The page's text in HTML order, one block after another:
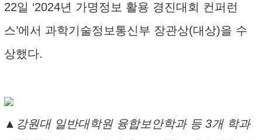
22일 ‘2024년 가명정보 활용 경진대회 컨퍼런
스’에서 과학기술정보통신부 장관상(대상)을 수
상했다.
▲강원대 일반대학원 융합보안학과 등 3개 학과